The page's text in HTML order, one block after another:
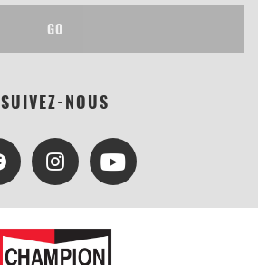
GO
SUIVEZ-NOUS